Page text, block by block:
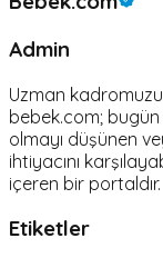
Admin
Uzman
bebek.com;
olmayı düşünen
ihtiyacını
içeren bir portaldır.
Etiketler